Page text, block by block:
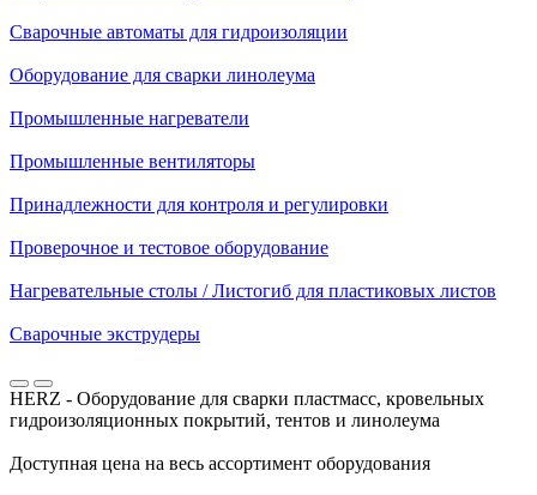
Сварочные автоматы для гидроизоляции
Оборудование для сварки линолеума
Промышленные нагреватели
Промышленные вентиляторы
Принадлежности для контроля и регулировки
Проверочное и тестовое оборудование
Нагревательные столы / Листогиб для пластиковых листов
Сварочные экструдеры
HERZ - Оборудование для сварки пластмасс, кровельных
гидроизоляционных покрытий, тентов и линолеума
Доступная цена на весь ассортимент оборудования